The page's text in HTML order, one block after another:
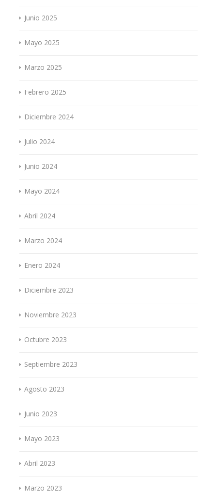
Junio 2025
Mayo 2025
Marzo 2025
Febrero 2025
Diciembre 2024
Julio 2024
Junio 2024
Mayo 2024
Abril 2024
Marzo 2024
Enero 2024
Diciembre 2023
Noviembre 2023
Octubre 2023
Septiembre 2023
Agosto 2023
Junio 2023
Mayo 2023
Abril 2023
Marzo 2023